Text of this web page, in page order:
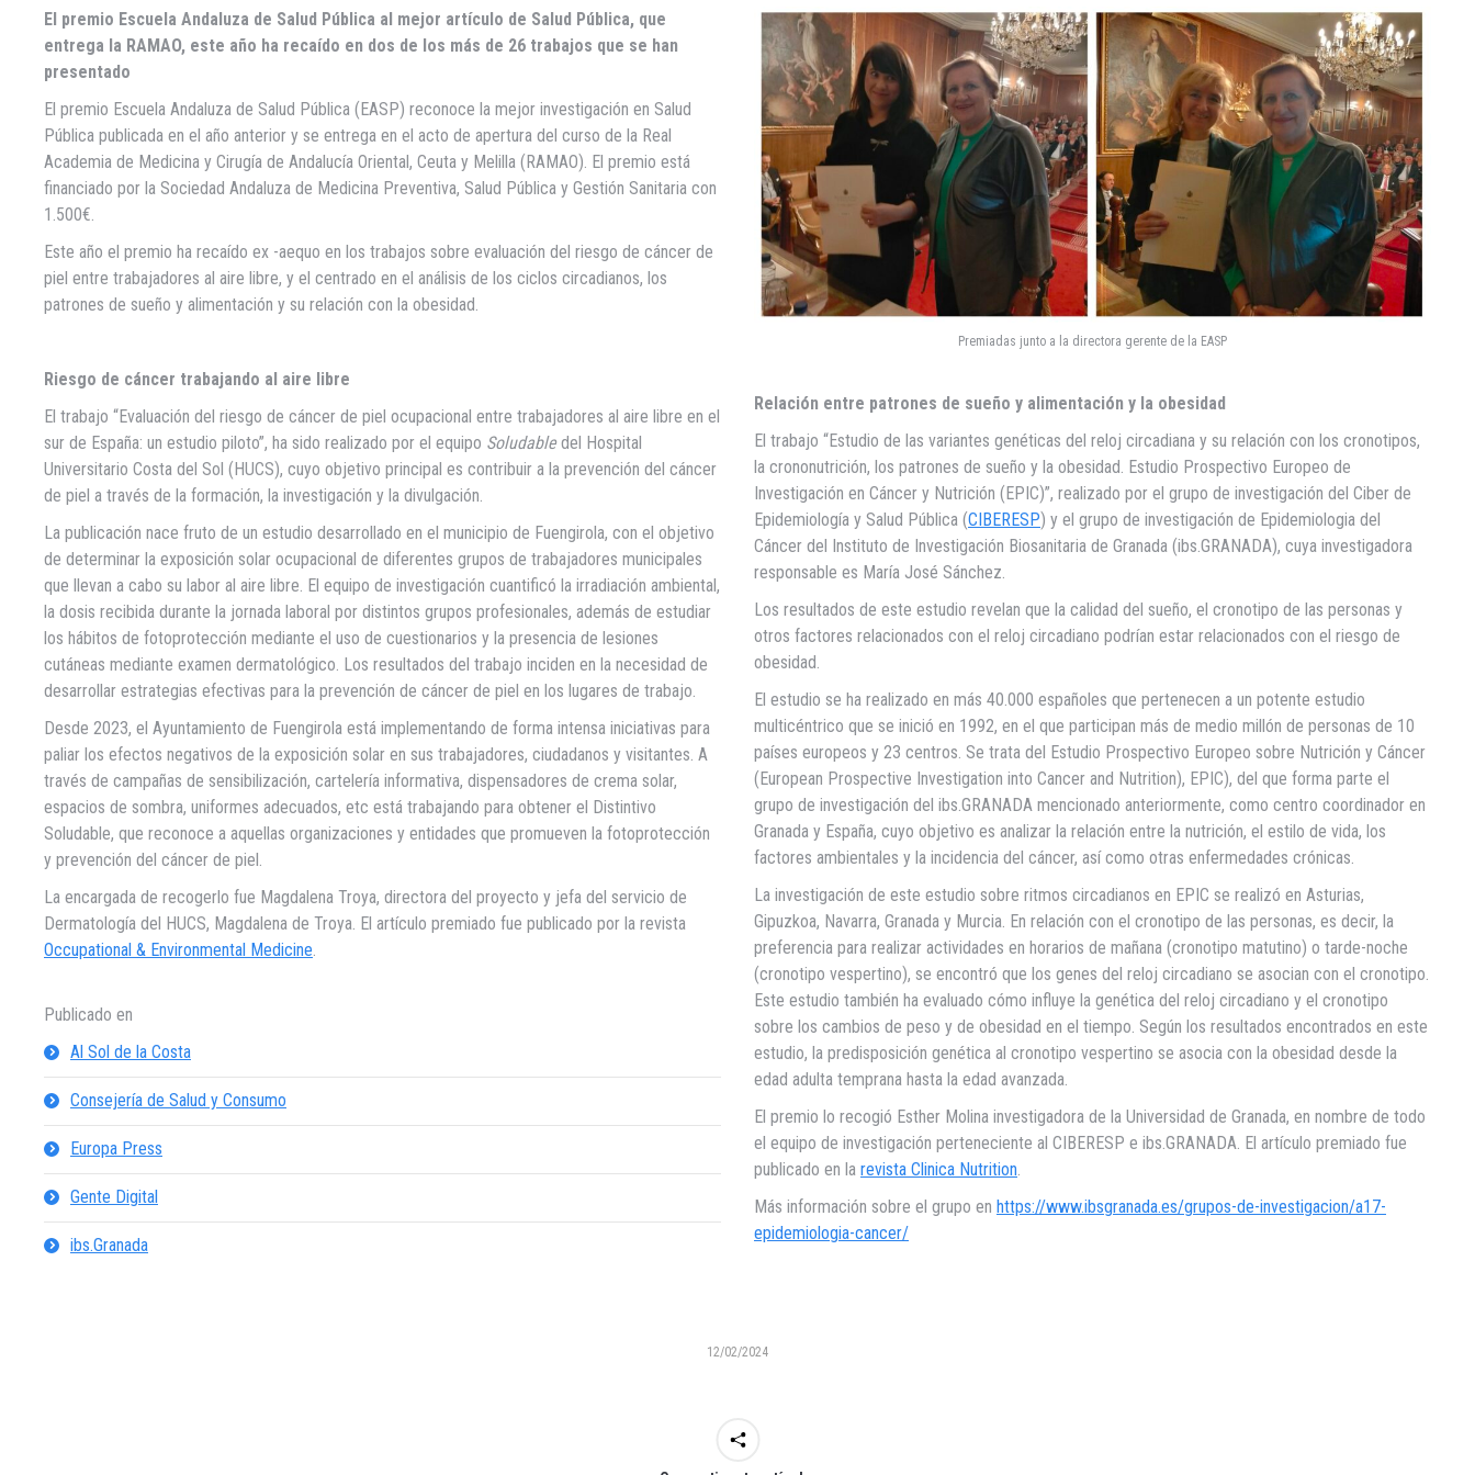
El premio Escuela Andaluza de Salud Pública al mejor artículo de Salud Pública, que
entrega la RAMAO, este año ha recaído en dos de los más de 26 trabajos que se han
presentado
El premio Escuela Andaluza de Salud Pública (EASP) reconoce la mejor investigación en Salud
Pública publicada en el año anterior y se entrega en el acto de apertura del curso de la Real
Academia de Medicina y Cirugía de Andalucía Oriental, Ceuta y Melilla (RAMAO). El premio está
financiado por la Sociedad Andaluza de Medicina Preventiva, Salud Pública y Gestión Sanitaria con
1.500€.
Este año el premio ha recaído ex -aequo en los trabajos sobre evaluación del riesgo de cáncer de
piel entre trabajadores al aire libre, y el centrado en el análisis de los ciclos circadianos, los
patrones de sueño y alimentación y su relación con la obesidad.
Riesgo de cáncer trabajando al aire libre
El trabajo “Evaluación del riesgo de cáncer de piel ocupacional entre trabajadores al aire libre en el
sur de España: un estudio piloto”, ha sido realizado por el equipo Soludabledel Hospital
Universitario Costa del Sol (HUCS), cuyo objetivo principal es contribuir a la prevención del cáncer
de piel a través de la formación, la investigación y la divulgación.
La publicación nace fruto de un estudio desarrollado en el municipio de Fuengirola, con el objetivo
de determinar la exposición solar ocupacional de diferentes grupos de trabajadores municipales
que llevan a cabo su labor al aire libre. El equipo de investigación cuantificó la irradiación ambiental,
la dosis recibida durante la jornada laboral por distintos grupos profesionales, además de estudiar
los hábitos de fotoprotección mediante el uso de cuestionarios y la presencia de lesiones
cutáneas mediante examen dermatológico. Los resultados del trabajo inciden en la necesidad de
desarrollar estrategias efectivas para la prevención de cáncer de piel en los lugares de trabajo.
Desde 2023, el Ayuntamiento de Fuengirola está implementando de forma intensa iniciativas para
paliar los efectos negativos de la exposición solar en sus trabajadores, ciudadanos y visitantes. A
través de campañas de sensibilización, cartelería informativa, dispensadores de crema solar,
espacios de sombra, uniformes adecuados, etc está trabajando para obtener el Distintivo
Soludable, que reconoce a aquellas organizaciones y entidades que promueven la fotoprotección
y prevención del cáncer de piel.
La encargada de recogerlo fue Magdalena Troya, directora del proyecto y jefa del servicio de
Dermatología del HUCS, Magdalena de Troya. El artículo premiado fue publicado por la revista
Occupational & Environmental Medicine.
Publicado en
Al Sol de la Costa
Consejería de Salud y Consumo
Europa Press
Gente Digital
ibs.Granada
Premiadas junto a la directora gerente de la EASP
Relación entre patrones de sueño y alimentación y la obesidad
El trabajo “Estudio de las variantes genéticas del reloj circadiana y su relación con los cronotipos,
la crononutrición, los patrones de sueño y la obesidad. Estudio Prospectivo Europeo de
Investigación en Cáncer y Nutrición (EPIC)”, realizado por el grupo de investigación del Ciber de
Epidemiología y Salud Pública (CIBERESP) y el grupo de investigación de Epidemiologia del
Cáncer del Instituto de Investigación Biosanitaria de Granada (ibs.GRANADA), cuya investigadora
responsable es María José Sánchez.
Los resultados de este estudio revelan que la calidad del sueño, el cronotipo de las personas y
otros factores relacionados con el reloj circadiano podrían estar relacionados con el riesgo de
obesidad.
El estudio se ha realizado en más 40.000 españoles que pertenecen a un potente estudio
multicéntrico que se inició en 1992, en el que participan más de medio millón de personas de 10
países europeos y 23 centros. Se trata del Estudio Prospectivo Europeo sobre Nutrición y Cáncer
(European Prospective Investigation into Cancer and Nutrition), EPIC), del que forma parte el
grupo de investigación del ibs.GRANADA mencionado anteriormente, como centro coordinador en
Granada y España, cuyo objetivo es analizar la relación entre la nutrición, el estilo de vida, los
factores ambientales y la incidencia del cáncer, así como otras enfermedades crónicas.
La investigación de este estudio sobre ritmos circadianos en EPIC se realizó en Asturias,
Gipuzkoa, Navarra, Granada y Murcia. En relación con el cronotipo de las personas, es decir, la
preferencia para realizar actividades en horarios de mañana (cronotipo matutino) o tarde-noche
(cronotipo vespertino), se encontró que los genes del reloj circadiano se asocian con el cronotipo.
Este estudio también ha evaluado cómo influye la genética del reloj circadiano y el cronotipo
sobre los cambios de peso y de obesidad en el tiempo. Según los resultados encontrados en este
estudio, la predisposición genética al cronotipo vespertino se asocia con la obesidad desde la
edad adulta temprana hasta la edad avanzada.
El premio lo recogió Esther Molina investigadora de la Universidad de Granada, en nombre de todo
el equipo de investigación perteneciente al CIBERESP e ibs.GRANADA. El artículo premiado fue
publicado en la revista Clinica Nutrition.
Más información sobre el grupo en https://www.ibsgranada.es/grupos-de-investigacion/a17-
epidemiologia-cancer/
12/02/2024